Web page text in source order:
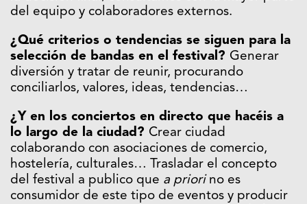
del equipo y colaboradores externos.
¿Qué criterios o tendencias se siguen para la
selección de bandas en el festival? Generar
diversión y tratar de reunir, procurando
conciliarlos, valores, ideas, tendencias…
¿Y en los conciertos en directo que hacéis a
lo largo de la ciudad? Crear ciudad
colaborando con asociaciones de comercio,
hostelería, culturales… Trasladar el concepto
del festival a publico que a priorino es
consumidor de este tipo de eventos y producir